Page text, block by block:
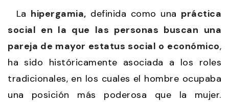
La hipergamia, definida como una práctica
social en la que las personas buscan una
pareja de mayor estatus social o económico,
ha sido históricamente asociada a los roles
tradicionales, en los cuales el hombre ocupaba
una posición más poderosa que la mujer.